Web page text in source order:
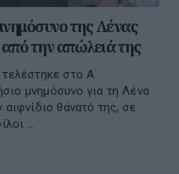
της Λένας
την απώλειά της
στο Α΄
μνημόσυνο για τη Λένα
θάνατό της, σε
...